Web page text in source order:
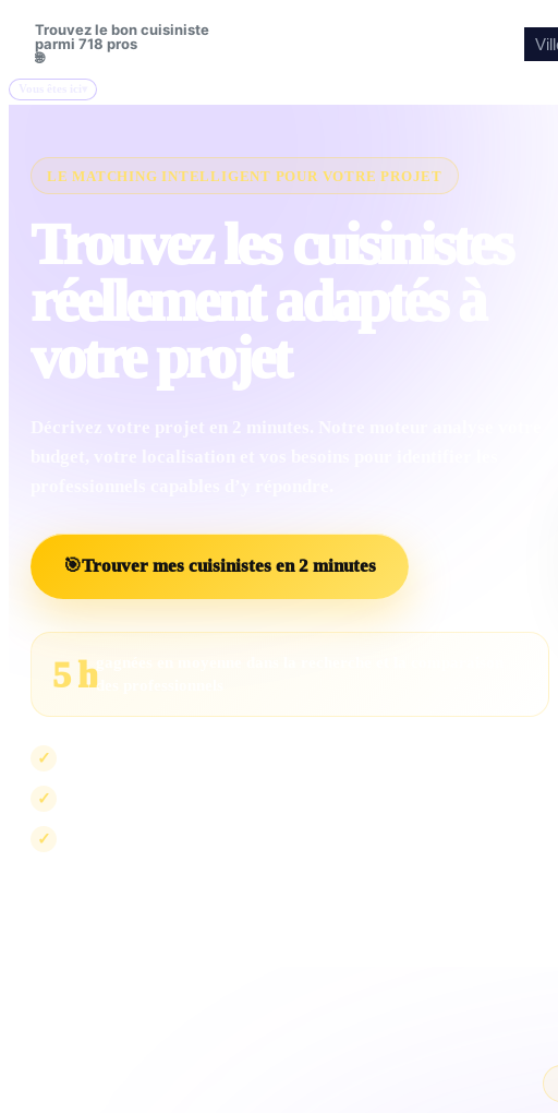
Trouvez le bon cuisiniste
parmi 718 pros
🌐
LE MATCHING INTELLIGENT POUR VOTRE PROJET
Trouvez les cuisinistes
réellement adaptés à
votre projet
🎯Trouver mes cuisinistes en 2 minutes
5 hdes professionnels
✓
✓
✓